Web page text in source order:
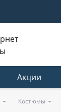
Акции
Костюмы